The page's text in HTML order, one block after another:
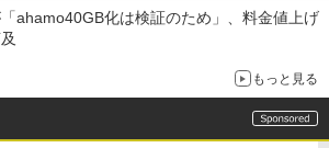
ahamo40GB化は検証のため」、料金値上げ
もっと見る